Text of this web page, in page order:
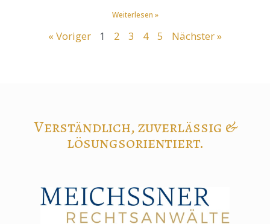
Weiterlesen »
« Voriger 1 2 3 4 5 Nächster »
Verständlich, zuverlässig &
lösungsorientiert.